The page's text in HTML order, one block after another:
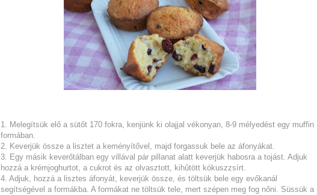
1. Melegítsük elő a sütőt 170 fokra, kenjünk ki olajjal vékonyan, 8-9 mélyedést egy muffin
formában.
2. Keverjük össze a lisztet a keményítővel, majd forgassuk bele az áfonyákat.
3. Egy másik keverőtálban egy villával pár pillanat alatt keverjük habosra a tojást. Adjuk
hozzá a krémjoghurtot, a cukrot és az olvasztott, kihűtött kókuszzsírt.
4. Adjuk, hozzá a lisztes áfonyát, keverjük össze, és töltsük bele egy evőkanál
segítségével a formákba. A formákat ne töltsük tele, mert szépen meg fog nőni. Süssük a